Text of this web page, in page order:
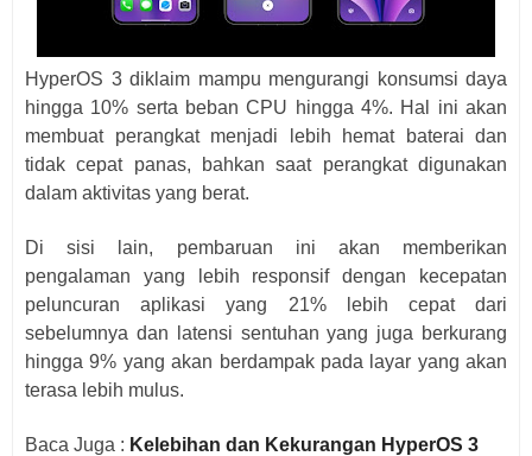
HyperOS 3 diklaim mampu mengurangi konsumsi daya
hingga 10% serta beban CPU hingga 4%. Hal ini akan
membuat perangkat menjadi lebih hemat baterai dan
tidak cepat panas, bahkan saat perangkat digunakan
dalam aktivitas yang berat.
Di sisi lain, pembaruan ini akan memberikan
pengalaman yang lebih responsif dengan kecepatan
peluncuran aplikasi yang 21% lebih cepat dari
sebelumnya dan latensi sentuhan yang juga berkurang
hingga 9% yang akan berdampak pada layar yang akan
terasa lebih mulus.
Baca Juga : Kelebihan dan Kekurangan HyperOS 3